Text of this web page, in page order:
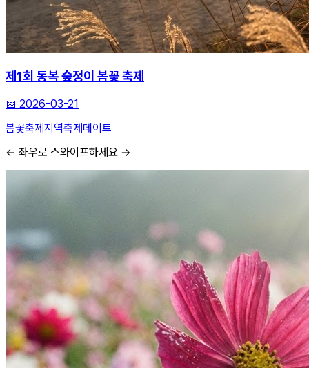
제1회 동복 숲정이 봄꽃 축제
📅 2026-03-21
봄꽃축제지역축제데이트
← 좌우로 스와이프하세요 →